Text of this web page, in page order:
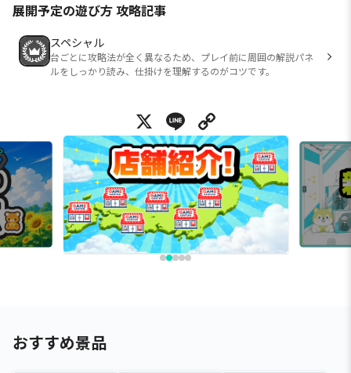
展開予定の遊び方 攻略記事
スペシャル
台ごとに攻略法が全く異なるため、プレイ前に周囲の解説パネ
ルをしっかり読み、仕掛けを理解するのがコツです。
X Line
おすすめ景品